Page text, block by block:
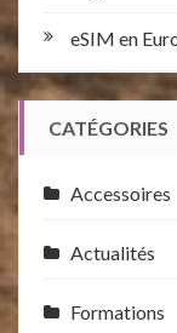
eSIM en
CATÉGORIES
Accessoires
Actualités
Formations